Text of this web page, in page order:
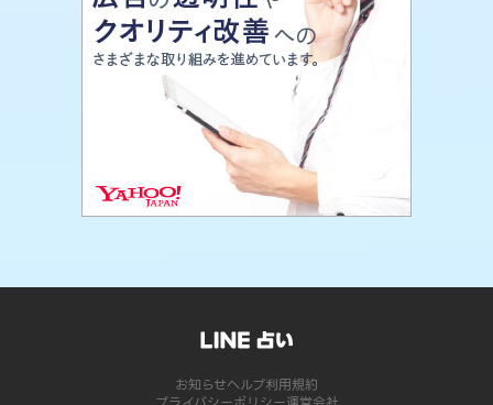
お知らせヘルプ利用規約